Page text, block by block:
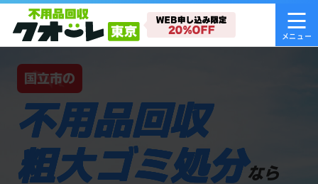
国立市の
不用品回収
粗大ゴミ処分なら